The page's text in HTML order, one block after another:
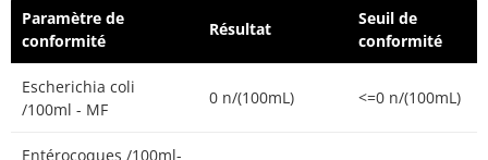
Paramètre de
conformité
Résultat
Seuil de
conformité
Escherichia coli
/100ml - MF
0 n/(100mL) <=0 n/(100mL)
Entérocoques /100ml-